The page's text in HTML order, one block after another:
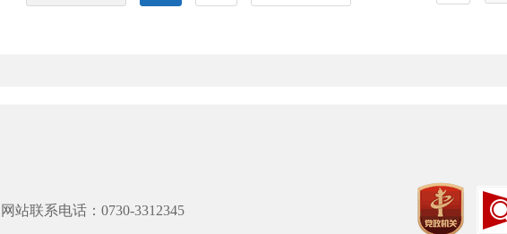
网站联系电话：0730-3312345